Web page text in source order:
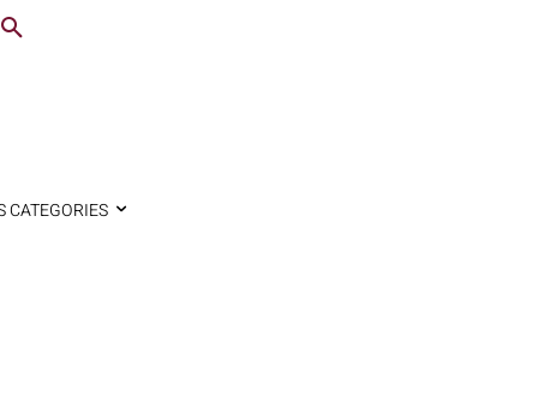
CATEGORIES